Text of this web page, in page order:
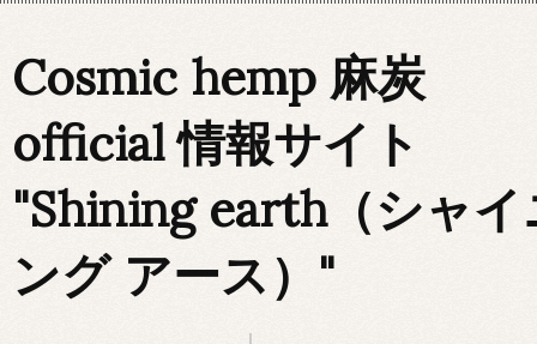
Cosmic hemp 麻炭
official 情報サイト
"Shining earth（シャイ
ング アース）"